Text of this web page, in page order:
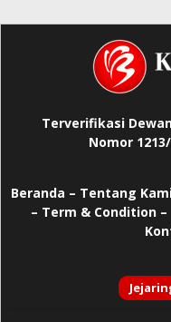
Terverifikasi
Nomor
Beranda – Tentang
– Term & Condition –